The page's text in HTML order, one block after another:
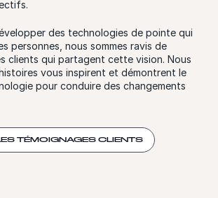
des technologies de pointe qui
personnes, nous sommes ravis de
clients qui partagent cette vision. Nous
vous inspirent et démontrent le
pour conduire des changements
TÉMOIGNAGES CLIENTS